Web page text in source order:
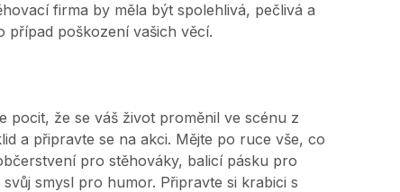
firma by měla být spolehlivá, pečlivá a
případ poškození vašich věcí.
pocit, že se váš život proměnil ve scénu z
a připravte se na akci. Mějte po ruce vše, co
pro stěhováky, balicí pásku pro
smysl pro humor. Připravte si krabici s